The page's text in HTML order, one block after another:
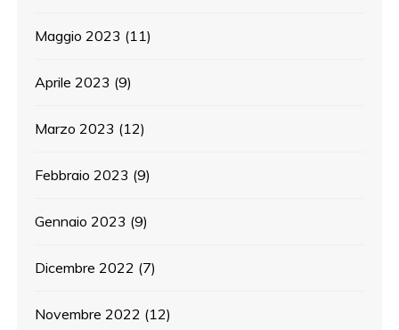
Maggio 2023 (11)
Aprile 2023 (9)
Marzo 2023 (12)
Febbraio 2023 (9)
Gennaio 2023 (9)
Dicembre 2022 (7)
Novembre 2022 (12)